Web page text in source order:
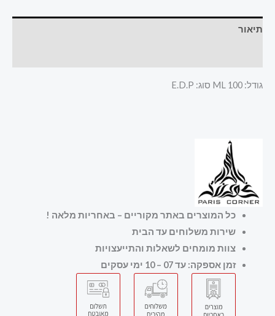
תיאור
גודל: 100 ML סוג: E.D.P
כל המוצרים באתר מקוריים – באחריות מלאה !
שירות משלוחים עד הבית
צוות מומחים לשאלות והתייעצויות
זמן אספקה: עד 07 – 10 ימי עסקים